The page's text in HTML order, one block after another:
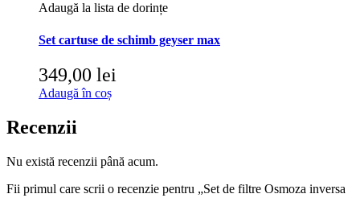
Adaugă la lista de dorințe
Set cartuse de schimb geyser max
349,00 lei
Adaugă în coș
Recenzii
Nu există recenzii până acum.
Fii primul care scrii o recenzie pentru „Set de filtre Osmoza inversa